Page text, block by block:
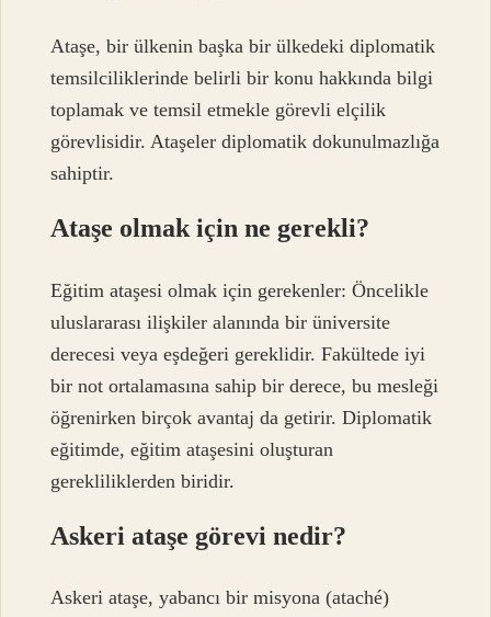
Ataşe, bir ülkenin başka bir ülkedeki diplomatik
temsilciliklerinde belirli bir konu hakkında bilgi
toplamak ve temsil etmekle görevli elçilik
görevlisidir. Ataşeler diplomatik dokunulmazlığa
sahiptir.
Ataşe olmak için ne gerekli?
Eğitim ataşesi olmak için gerekenler: Öncelikle
uluslararası ilişkiler alanında bir üniversite
derecesi veya eşdeğeri gereklidir. Fakültede iyi
bir not ortalamasına sahip bir derece, bu mesleği
öğrenirken birçok avantaj da getirir. Diplomatik
eğitimde, eğitim ataşesini oluşturan
gerekliliklerden biridir.
Askeri ataşe görevi nedir?
Askeri ataşe, yabancı bir misyona (ataché)